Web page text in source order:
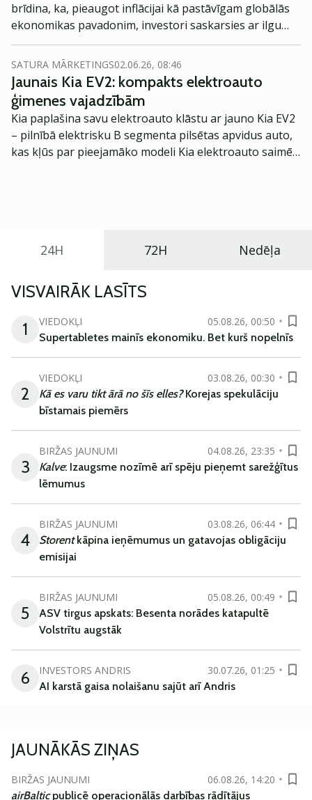
brīdina, ka, pieaugot inflācijai kā pastāvīgam globālās
ekonomikas pavadonim, investori saskarsies ar ilgu
zemas peļņas periodu.
SATURA MĀRKETINGS02.06.26, 08:46
Jaunais Kia EV2: kompakts elektroauto
ģimenes vajadzībām
Kia paplašina savu elektroauto klāstu ar jauno Kia EV2
– pilnībā elektrisku B segmenta pilsētas apvidus auto,
kas kļūs par pieejamāko modeli Kia elektroauto saimē
24H 72H Nedēļa
VISVAIRĀK LASĪTS
1
VIEDOKĻI
05.08.26, 00:50
Supertabletes mainīs ekonomiku. Bet kurš nopelnīs
2
VIEDOKĻI
03.08.26, 00:30
Kā es varu tikt ārā no šīs elles?Korejas spekulāciju
bīstamais piemērs
3
BIRŽAS JAUNUMI
04.08.26, 23:35
Kalve: Izaugsme nozīmē arī spēju pieņemt sarežģītus
lēmumus
4
BIRŽAS JAUNUMI
03.08.26, 06:44
Storentkāpina ieņēmumus un gatavojas obligāciju
emisijai
5
BIRŽAS JAUNUMI
05.08.26, 00:49
ASV tirgus apskats: Besenta norādes katapultē
Volstrītu augstāk
6 INVESTORS ANDRIS
30.07.26, 01:25
AI karstā gaisa nolaišanu sajūt arī Andris
JAUNĀKĀS ZIŅAS
BIRŽAS JAUNUMI
06.08.26, 14:20
airBalticpublicē operacionālās darbības rādītājus